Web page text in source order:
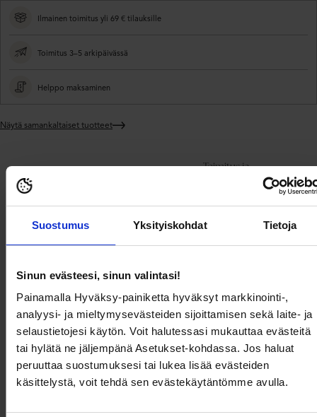
Suostumus Yksityiskohdat Tietoja
Sinun evästeesi, sinun valintasi!
Painamalla Hyväksy-painiketta hyväksyt markkinointi-,
analyysi- ja mieltymysevästeiden sijoittamisen sekä laite- ja
selaustietojesi käytön. Voit halutessasi mukauttaa evästeitä
tai hylätä ne jäljempänä Asetukset-kohdassa. Jos haluat
peruuttaa suostumuksesi tai lukea lisää evästeiden
käsittelystä, voit tehdä sen evästekäytäntömme avulla.
Ilmainen toimitus yli 69 € tilauksille
Toimitus 3–5 arkipäivässä
Helppo maksaminen
Näytä samankaltaiset tuotteet
Tuotekuvaus
Toimitus ja
Hieno, topattu liivi untuvasta Object Collectors Item-tuotemerkiltä.
- Kaksi etutaskua nepparilla
- Vuori
- Korkea kaula
- Pituus olalta takana: 72 cm koossa 36
Tuotekuvaus
Hieno, topattu liivi untuvasta Object Collectors Item-tuotemerkiltä.